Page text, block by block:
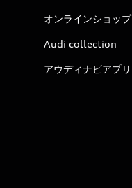
オンラインショップ
Audi collection
アウディナビアプリ